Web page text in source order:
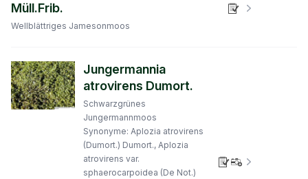
Müll.Frib.
Wellblättriges Jamesonmoos
Jungermannia
atrovirens Dumort.
Schwarzgrünes
Jungermannmoos
Synonyme: Aplozia atrovirens
(Dumort.) Dumort., Aplozia
atrovirens var.
sphaerocarpoidea (De Not.)